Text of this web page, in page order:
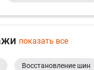
показать все
Восстановление шин